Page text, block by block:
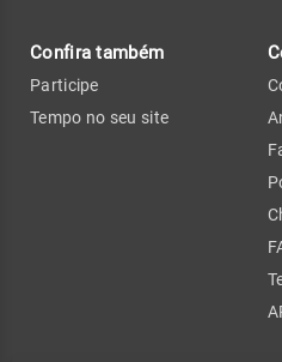
Confira também
Participe
Tempo no seu site